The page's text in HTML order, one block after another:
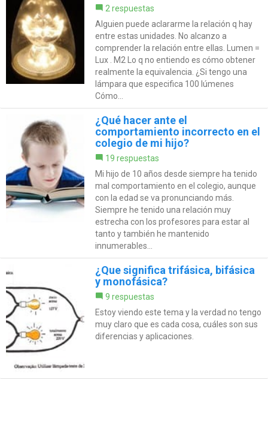
2 respuestas
Alguien puede aclararme la relación q hay
entre estas unidades. No alcanzo a
comprender la relación entre ellas. Lumen =
Lux . M2 Lo q no entiendo es cómo obtener
realmente la equivalencia. ¿Si tengo una
lámpara que especifica 100 lúmenes
Cómo...
¿Qué hacer ante el
comportamiento incorrecto en el
colegio de mi hijo?
19 respuestas
Mi hijo de 10 años desde siempre ha tenido
mal comportamiento en el colegio, aunque
con la edad se va pronunciando más.
Siempre he tenido una relación muy
estrecha con los profesores para estar al
tanto y también he mantenido
innumerables...
¿Que significa trifásica, bifásica
y monofásica?
9 respuestas
Estoy viendo este tema y la verdad no tengo
muy claro que es cada cosa, cuáles son sus
diferencias y aplicaciones.